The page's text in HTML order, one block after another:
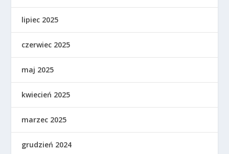
lipiec 2025
czerwiec 2025
maj 2025
kwiecień 2025
marzec 2025
grudzień 2024